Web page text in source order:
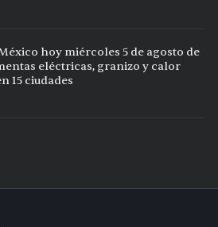
hoy miércoles 5 de agosto de
eléctricas, granizo y calor
15 ciudades